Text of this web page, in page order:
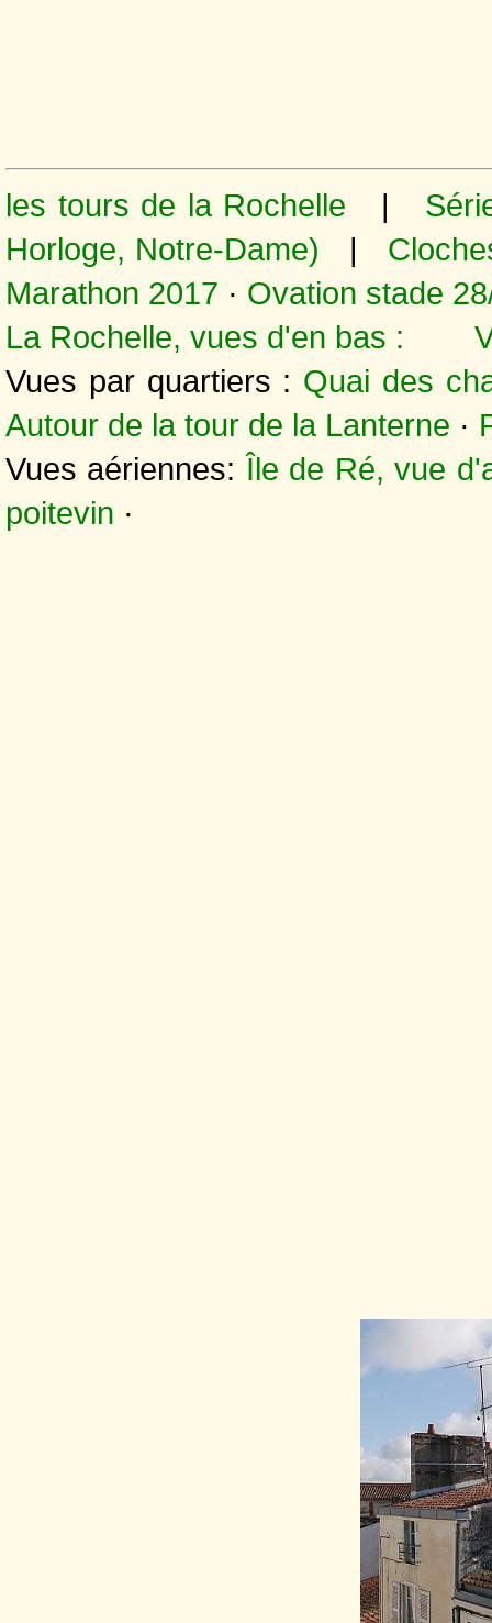
les tours de la Rochelle |
Horloge, Notre-Dame) |
Marathon 2017 · Ovation stade
La Rochelle, vues d'en bas :
Vues par quartiers : Quai des
Autour de la tour de la Lanterne ·
Vues aériennes: Île de Ré, vue
poitevin ·